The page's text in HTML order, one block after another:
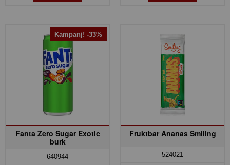
Kampanj! -33%
Fanta Zero Sugar Exotic
burk
640944
Fruktbar Ananas Smiling
524021